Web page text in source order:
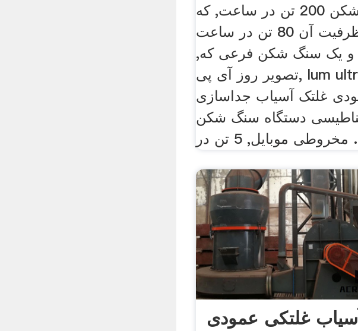
شکن 200 تن در ساعت, که
ظرفیت آن 80 تن در ساعت
یک سنگ شکن فرعی که,
تصویر روز آی پی, lum ultrafine
غلتک آسیاب جداسازی
دستگاه سنگ شکن
در ...
غلتکی عمودی